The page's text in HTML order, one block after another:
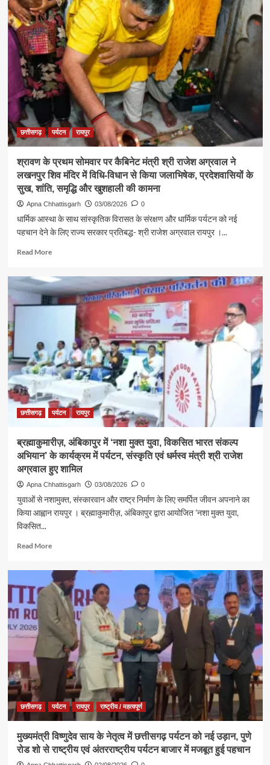
पर्यटन
एवं
संस्कृति
मंत्री
श्री
राजेश
अग्रवाल
ने
जनदर्शन
सुनीं
आमजन
की
छत्तीसगढ़ पर्यटन रायपुर
श्रावण के प्रथम सोमवार पर कैबिनेट मंत्री श्री राजेश अग्रवाल ने
लखनपुर शिव मंदिर में विधि-विधान से किया जलाभिषेक, प्रदेशवासियों के
सुख, शांति, समृद्धि और खुशहाली की कामना
Apna Chhattisgarh 03/08/2026 0
धार्मिक आस्था के साथ सांस्कृतिक विरासत के संरक्षण और धार्मिक पर्यटन को नई
पहचान देने के लिए राज्य सरकार प्रतिबद्ध- श्री राजेश अग्रवाल रायपुर ।...
Read MoreRead
श्रावण
के
प्रथम
कैबिनेट
मंत्री
श्री
राजेश
अग्रवाल
ने
लखनपुर
में
विधि-
विधान
जलाभिषेक,
प्रदेशवासियों
शांति,
और
खुशहाली
की
कामना
छत्तीसगढ़ पर्यटन रायपुर
ब्रह्माकुमारीज़, अंबिकापुर में ‘नशा मुक्त युवा, विकसित भारत संकल्प
अभियान’ के कार्यक्रम में पर्यटन, संस्कृति एवं धर्मस्व मंत्री श्री राजेश
अग्रवाल हुए शामिल
Apna Chhattisgarh 03/08/2026 0
युवाओं से नशामुक्त, संस्कारवान और राष्ट्र निर्माण के लिए समर्पित जीवन अपनाने का
किया आह्वान रायपुर । ब्रह्माकुमारीज़, अंबिकापुर द्वारा आयोजित ’नशा मुक्त युवा,
विकसित...
Read MoreRead
ब्रह्माकुमारीज़,
अंबिकापुर
मुक्त
युवा,
विकसित
भारत
संकल्प
अभियान’
कार्यक्रम
संस्कृति
एवं
धर्मस्व
छत्तीसगढ़ पर्यटन रायपुर राष्ट्रीय / महत्वपूर्ण
मुख्यमंत्री विष्णुदेव साय के नेतृत्व में छत्तीसगढ़ पर्यटन को नई उड़ान, पुणे
रोड शो से राष्ट्रीय एवं अंतरराष्ट्रीय पर्यटन बाजार में मजबूत हुई पहचान